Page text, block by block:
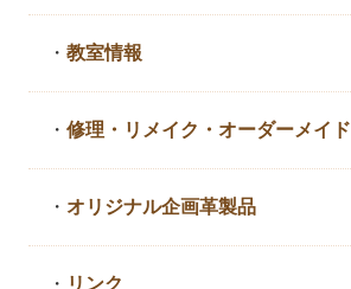
・教室情報
・修理・リメイク・ オーダーメイド
・ オリジナル企画革製品
・ リンク